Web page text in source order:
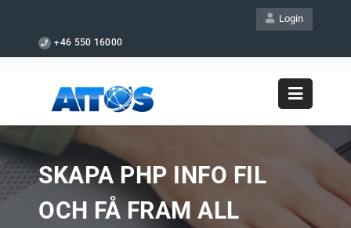
Login
+46 550 16000
SKAPA PHP INFO FIL
OCH FÅ FRAM ALL